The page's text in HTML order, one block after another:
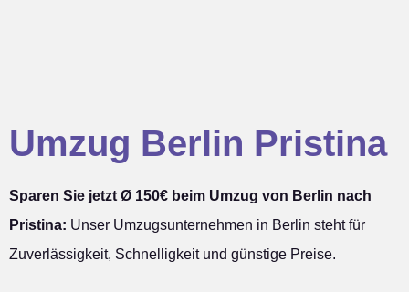
Umzug Berlin Pristina
Sparen Sie jetzt Ø 150€ beim Umzug von Berlin nach
Pristina: Unser Umzugsunternehmen in Berlin steht für
Zuverlässigkeit, Schnelligkeit und günstige Preise.